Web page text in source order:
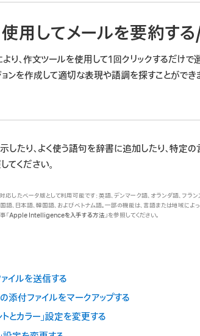
用してメールを要約す
作文ツールを使用して1回クリックするだけで選
ンを作成して適切な表現や語調を探すことができま
たり、よく使う語句を辞書に追加したり、特定の
てください。
ベータ版として利用可能です: 英語、デンマーク語、オランダ語、フランス語
語、日本語、韓国語、およびベトナム語。一部の機能は、言語または地域に
「Apple Intelligenceを入手する方法」を参照してください。
イルを送信する
添付ファイルをマークアップする
とカラー」設定を変更する